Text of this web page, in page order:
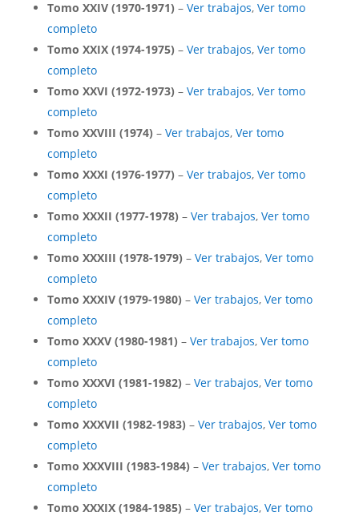
Tomo XXIV (1970-1971) – Ver trabajos, Ver tomo
completo
Tomo XXIX (1974-1975) – Ver trabajos, Ver tomo
completo
Tomo XXVI (1972-1973) – Ver trabajos, Ver tomo
completo
Tomo XXVIII (1974) – Ver trabajos, Ver tomo
completo
Tomo XXXI (1976-1977) – Ver trabajos, Ver tomo
completo
Tomo XXXII (1977-1978) – Ver trabajos, Ver tomo
completo
Tomo XXXIII (1978-1979) – Ver trabajos, Ver tomo
completo
Tomo XXXIV (1979-1980) – Ver trabajos, Ver tomo
completo
Tomo XXXV (1980-1981) – Ver trabajos, Ver tomo
completo
Tomo XXXVI (1981-1982) – Ver trabajos, Ver tomo
completo
Tomo XXXVII (1982-1983) – Ver trabajos, Ver tomo
completo
Tomo XXXVIII (1983-1984) – Ver trabajos, Ver tomo
completo
Tomo XXXIX (1984-1985) – Ver trabajos, Ver tomo